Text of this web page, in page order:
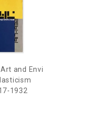
and Envi
1932